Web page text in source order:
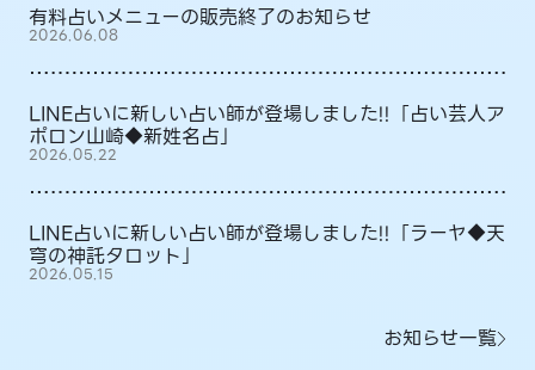
有料占いメニューの販売終了のお知らせ
2026.06.08
LINE占いに新しい占い師が登場しました!!「占い芸人ア
ポロン山崎◆新姓名占」
2026.05.22
LINE占いに新しい占い師が登場しました!!「ラーヤ◆天
穹の神託タロット」
2026.05.15
お知らせ一覧